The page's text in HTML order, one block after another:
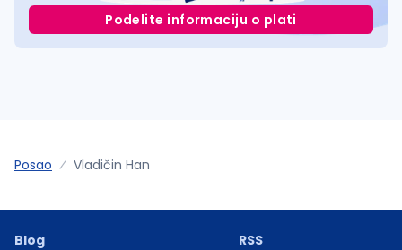
Podelite informaciju o plati
Posao Vladičin Han
Blog
RSS